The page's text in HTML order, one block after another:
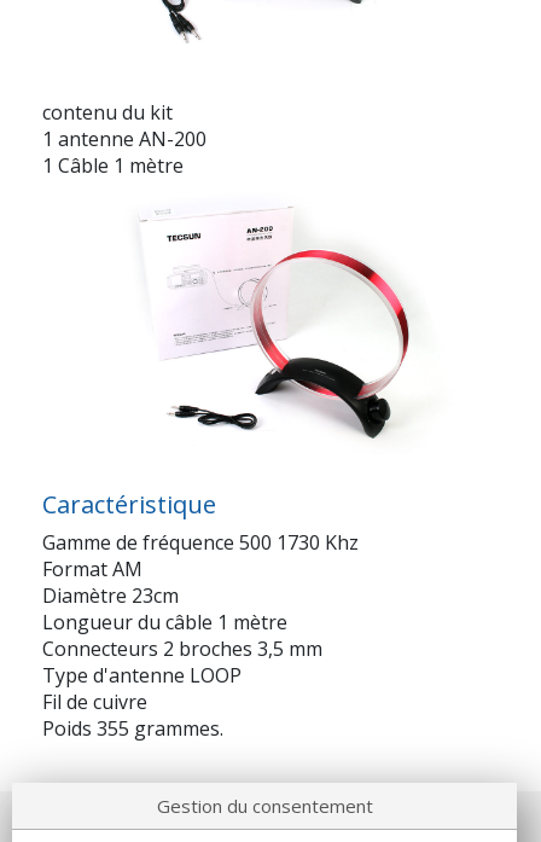
contenu du kit
1 antenne AN-200
1 Câble 1 mètre
Caractéristique
Gamme de fréquence 500 1730 Khz
Format AM
Diamètre 23cm
Longueur du câble 1 mètre
Connecteurs 2 broches 3,5 mm
Type d'antenne LOOP
Fil de cuivre
Poids 355 grammes.
Gestion du consentement